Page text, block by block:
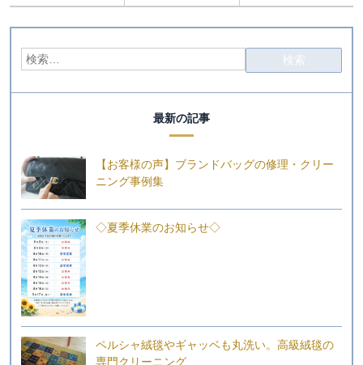
最新の記事
【お客様の声】ブランドバッグの修理・クリー
ニング事例集
◇夏季休業のお知らせ◇
ペルシャ絨毯やギャッベも丸洗い。高級絨毯の
専門クリーニング